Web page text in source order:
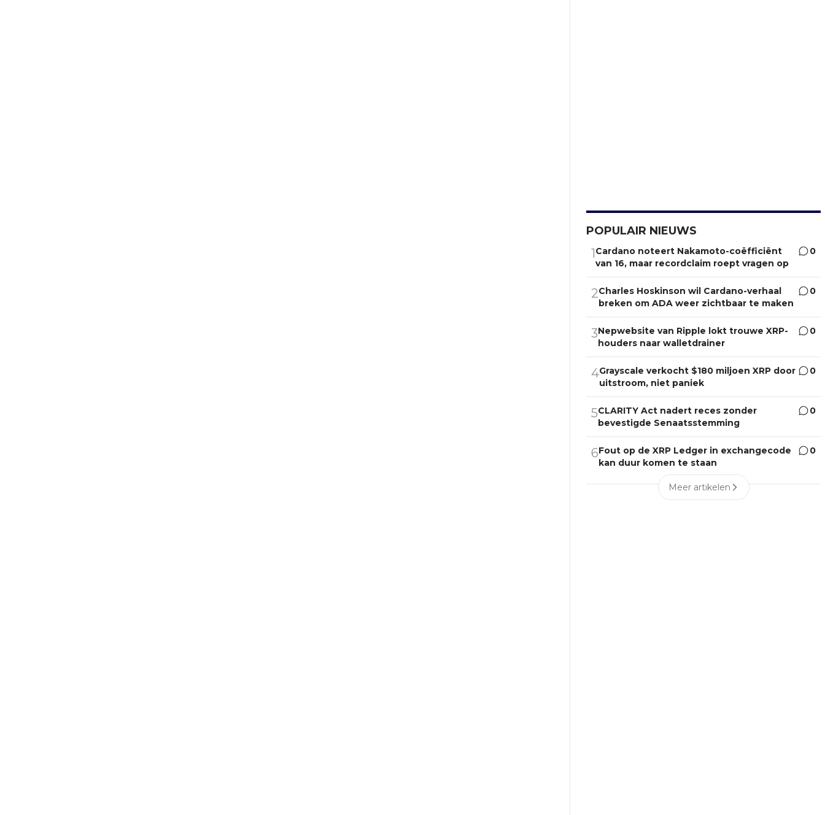
POPULAIR NIEUWS
1Cardano noteert Nakamoto-coëfficiënt
van 16, maar recordclaim roept vragen op
0
2Charles Hoskinson wil Cardano-verhaal
breken om ADA weer zichtbaar te maken
0
3Nepwebsite van Ripple lokt trouwe XRP-
houders naar walletdrainer
0
4Grayscale verkocht $180 miljoen XRP door
uitstroom, niet paniek
0
5CLARITY Act nadert reces zonder
bevestigde Senaatsstemming
0
6Fout op de XRP Ledger in exchangecode
kan duur komen te staan
0
Meer artikelen